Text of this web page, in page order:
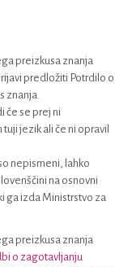
preizkusa znanja
predložiti Potrdilo o
znanja.
če se prej ni
jezik ali če ni opravil
nepismeni, lahko
na osnovni
ga izda Ministrstvo za
preizkusa znanja
o zagotavljanju